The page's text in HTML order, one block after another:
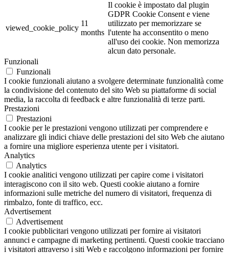
viewed_cookie_policy
11
months
Il cookie è impostato dal plugin
GDPR Cookie Consent e viene
utilizzato per memorizzare se
l'utente ha acconsentito o meno
all'uso dei cookie. Non memorizza
alcun dato personale.
Funzionali
Funzionali
I cookie funzionali aiutano a svolgere determinate funzionalità come
la condivisione del contenuto del sito Web su piattaforme di social
media, la raccolta di feedback e altre funzionalità di terze parti.
Prestazioni
Prestazioni
I cookie per le prestazioni vengono utilizzati per comprendere e
analizzare gli indici chiave delle prestazioni del sito Web che aiutano
a fornire una migliore esperienza utente per i visitatori.
Analytics
Analytics
I cookie analitici vengono utilizzati per capire come i visitatori
interagiscono con il sito web. Questi cookie aiutano a fornire
informazioni sulle metriche del numero di visitatori, frequenza di
rimbalzo, fonte di traffico, ecc.
Advertisement
Advertisement
I cookie pubblicitari vengono utilizzati per fornire ai visitatori
annunci e campagne di marketing pertinenti. Questi cookie tracciano
i visitatori attraverso i siti Web e raccolgono informazioni per fornire